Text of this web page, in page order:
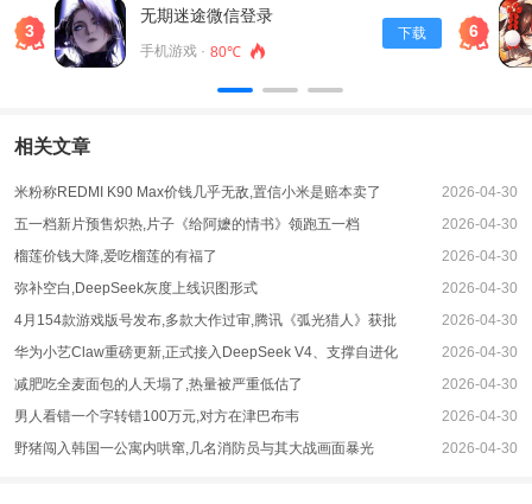
游戏特点
1、三国志刘备传献给所有热爱经典单机的玩家。
2、阵容多样选择，没有最佳阵容，只有更强搭配！三国时期，群雄，各路豪杰
游戏说明
1、三国志刘备传是一款非常好玩的策略类手机游戏，玩家能够感受到以三国时
期刘备的发展经历作为主线展开，将各种三国时间都精心制作成关卡，为广大玩
家讲述了一段大气磅礴的三国征战历史。
2、而三国志刘备传则是一款玩法丰富有趣的战棋类回合制游戏，采用了经典的
3、三国志刘备传和三国志刘备传加强版都是非常值得玩家们尝试的游戏，给你
带来不同的游戏体验。
3
无期迷途微信登录
手机游戏 · 80℃
下载 6
相关文章
米粉称REDMI K90 Max价钱几乎无敌,置信小米是赔本卖了
2026-04-30
五一档新片预售炽热,片子《给阿嬷的情书》领跑五一档
2026-04-30
榴莲价钱大降,爱吃榴莲的有福了
2026-04-30
弥补空白,DeepSeek灰度上线识图形式
2026-04-30
4月154款游戏版号发布,多款大作过审,腾讯《弧光猎人》获批
2026-04-30
华为小艺Claw重磅更新,正式接入DeepSeek V4、支撑自进化
2026-04-30
减肥吃全麦面包的人天塌了,热量被严重低估了
2026-04-30
男人看错一个字转错100万元,对方在津巴布韦
2026-04-30
野猪闯入韩国一公寓内哄窜,几名消防员与其大战画面暴光
2026-04-30